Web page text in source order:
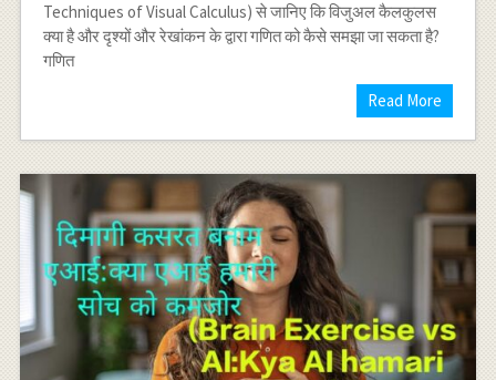
Techniques of Visual Calculus) से जानिए कि विजुअल कैलकुलस
क्या है और दृश्यों और रेखांकन के द्वारा गणित को कैसे समझा जा सकता है?
गणित
Read More